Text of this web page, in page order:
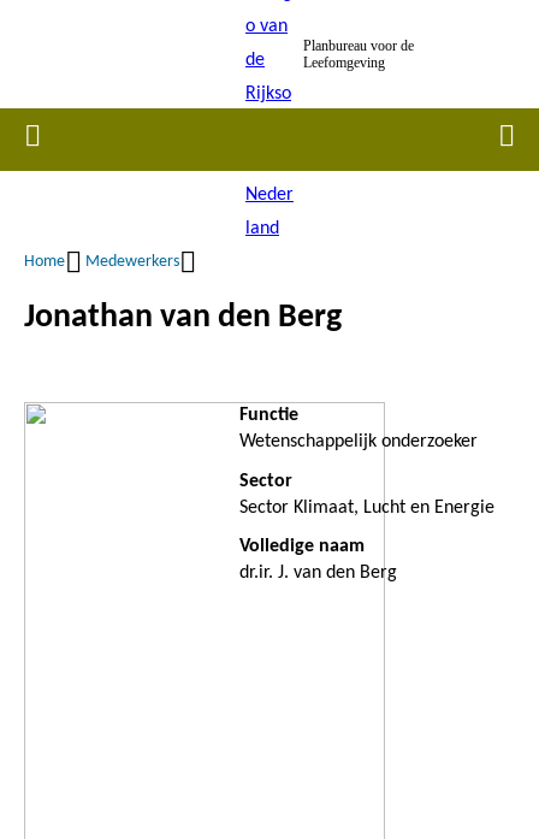
inhoud
Planbureau voor de
Leefomgeving
Home
Kruimelpad
Home Medewerkers
Jonathan van den Berg
Functie
Wetenschappelijk onderzoeker
Sector
Sector Klimaat, Lucht en Energie
Volledige naam
dr.ir. J. van den Berg